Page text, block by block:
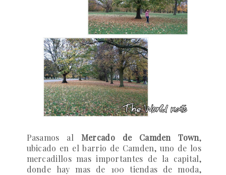
Pasamos al Mercado de Camden Town,
ubicado en el barrio de Camden, uno de los
mercadillos mas importantes de la capital,
donde hay mas de 100 tiendas de moda,